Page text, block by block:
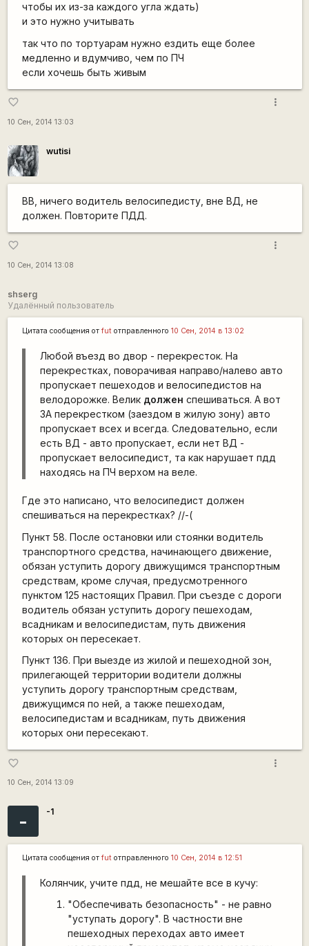
чтобы их из-за каждого угла ждать)
и это нужно учитывать
так что по тортуарам нужно ездить еще более
медленно и вдумчиво, чем по ПЧ
если хочешь быть живым
favorite_border
10 Сен, 2014 13:03
more_vert
wutisi
ВВ, ничего водитель велосипедисту, вне ВД, не
должен. Повторите ПДД.
favorite_border
10 Сен, 2014 13:08
more_vert
shserg
Удалённый пользователь
Цитата сообщения от futотправленного 10 Сен, 2014 в 13:02
Любой въезд во двор - перекресток. На
перекрестках, поворачивая направо/налево авто
пропускает пешеходов и велосипедистов на
велодорожке. Велик должен спешиваться. А вот
ЗА перекрестком (заездом в жилую зону) авто
пропускает всех и всегда. Следовательно, если
есть ВД - авто пропускает, если нет ВД -
пропускает велосипедист, та как нарушает пдд
находясь на ПЧ верхом на веле.
Где это написано, что велосипедист должен
спешиваться на перекрестках? //-(
Пункт 58. После остановки или стоянки водитель
транспортного средства, начинающего движение,
обязан уступить дорогу движущимся транспортным
средствам, кроме случая, предусмотренного
пунктом 125 настоящих Правил. При съезде с дороги
водитель обязан уступить дорогу пешеходам,
всадникам и велосипедистам, путь движения
которых он пересекает.
Пункт 136. При выезде из жилой и пешеходной зон,
прилегающей территории водители должны
уступить дорогу транспортным средствам,
движущимся по ней, а также пешеходам,
велосипедистам и всадникам, путь движения
которых они пересекают.
favorite_border
10 Сен, 2014 13:09
more_vert
- -1
Цитата сообщения от futотправленного 10 Сен, 2014 в 12:51
Колянчик, учите пдд, не мешайте все в кучу:
"Обеспечивать безопасность" - не равно
"уступать дорогу". В частности вне
пешеходных переходах авто имеет